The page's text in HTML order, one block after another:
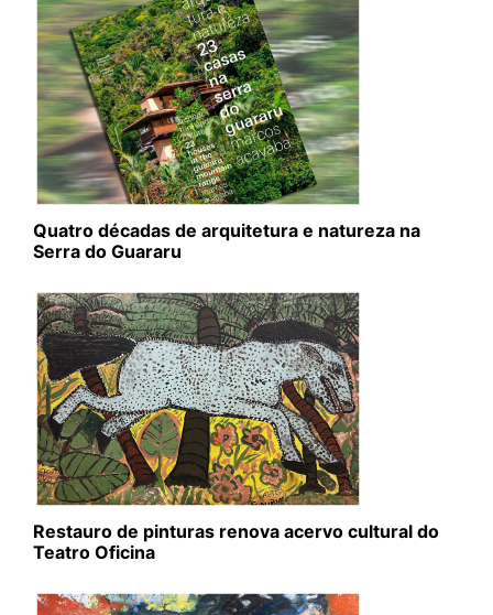
Quatro décadas de arquitetura e natureza na
Serra do Guararu
Restauro de pinturas renova acervo cultural do
Teatro Oficina